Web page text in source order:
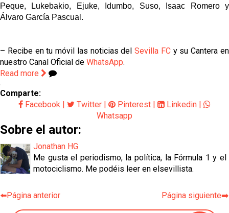
Peque, Lukebakio, Ejuke, Idumbo, Suso, Isaac Romero y
Álvaro García Pascual.
– Recibe en tu móvil las noticias delSevilla FCy su Cantera en
nuestro Canal Oficial de WhatsApp.
Read more
Comparte:
Facebook
Twitter Pinterest Linkedin
Whatsapp
Sobre el autor:
Jonathan HG
Me gusta el periodismo, la política, la Fórmula 1 y el
motociclismo. Me podéis leer en elsevillista.
⬅️Página anterior Página siguiente➡️